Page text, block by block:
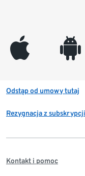
appleinc android
Odstąp od umowy tutaj
Rezygnacja z
Kontakt i pomoc